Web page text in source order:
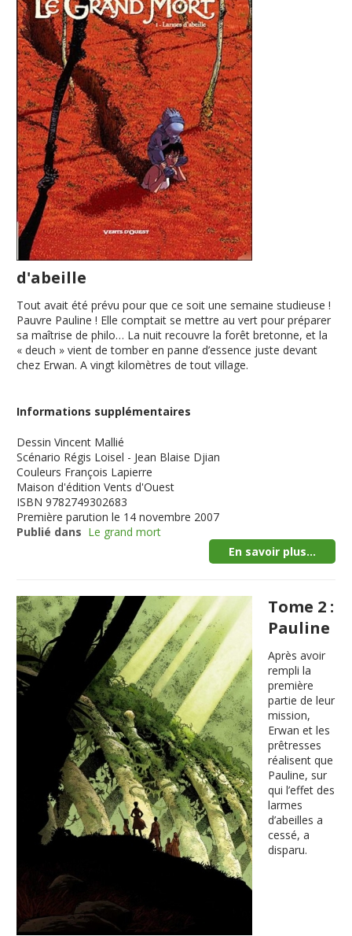
d'abeille
Tout avait été prévu pour que ce soit une semaine studieuse !
Pauvre Pauline ! Elle comptait se mettre au vert pour préparer
sa maîtrise de philo… La nuit recouvre la forêt bretonne, et la
« deuch » vient de tomber en panne d’essence juste devant
chez Erwan. A vingt kilomètres de tout village.
Informations supplémentaires
Dessin Vincent Mallié
Scénario Régis Loisel - Jean Blaise Djian
Couleurs François Lapierre
Maison d'édition Vents d'Ouest
ISBN 9782749302683
Première parution le 14 novembre 2007
Publié dans Le grand mort
En savoir plus...
Tome 2 :
Pauline
Après avoir
rempli la
première
partie de leur
mission,
Erwan et les
prêtresses
réalisent que
Pauline, sur
qui l’effet des
larmes
d’abeilles a
cessé, a
disparu.